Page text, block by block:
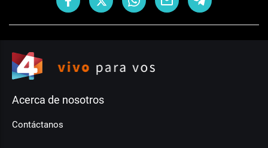
Acerca de nosotros
Contáctanos